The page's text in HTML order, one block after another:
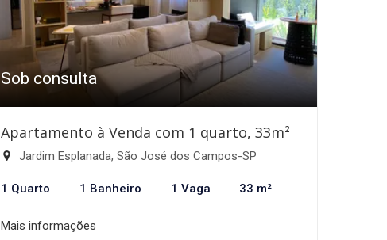
Sob consulta
Apartamento à Venda com 1 quarto, 33m²
Jardim Esplanada, São José dos Campos-SP
1 Quarto 1 Banheiro 1 Vaga 33 m²
Mais informações